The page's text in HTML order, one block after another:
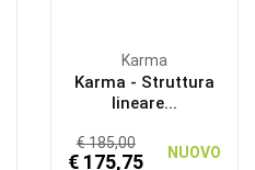
Karma
Karma - Struttura
lineare...
€ 185,00
€ 175,75 NUOVO